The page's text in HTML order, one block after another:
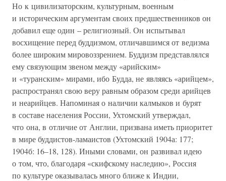
Но к цивилизаторским, культурным, военным
и историческим аргументам своих предшественников он
добавил еще один – религиозный. Он испытывал
восхищение перед буддизмом, отличавшимся от ведизма
более широким мировоззрением. Буддизм представлялся
ему связующим звеном между «арийским»
и «туранским» мирами, ибо Будда, не являясь «арийцем»,
распространял свою веру равным образом среди арийцев
и неарийцев. Напоминая о наличии калмыков и бурят
в составе населения России, Ухтомский утверждал,
что она, в отличие от Англии, призвана иметь приоритет
в мире буддистов-ламаистов (Ухтомский 1904а: 177;
1904б: 16–18, 128). Иными словами, он развивал идею
о том, что, благодаря «скифскому наследию», Россия
по культуре оказывалась много ближе к Индии,